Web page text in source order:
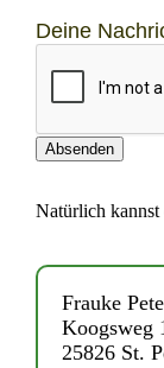
Datum
Deine
Absenden
Natürlich kannst
Frauke
Koogsweg
25826 St.